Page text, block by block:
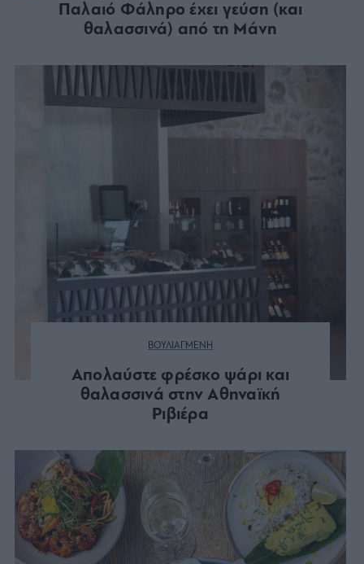
Παλαιό Φάληρο έχει γεύση (και
θαλασσινά) από τη Μάνη
ΒΟΥΛΙΑΓΜΕΝΗ
Απολαύστε φρέσκο ψάρι και
θαλασσινά στην Αθηναϊκή
Ριβιέρα